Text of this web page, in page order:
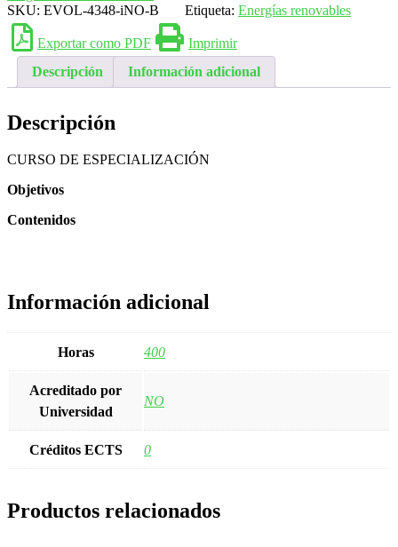
SKU: EVOL-4348-iNO-B Etiqueta: Energías renovables
Exportar como PDF
Imprimir
Descripción
Información adicional
Descripción
CURSO DE ESPECIALIZACIÓN
Objetivos
Contenidos
Información adicional
Horas 400
Acreditado por
Universidad
NO
Créditos ECTS 0
Productos relacionados